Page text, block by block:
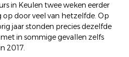
in Keulen twee weken eerder
op door veel van hetzelfde. Op
jaar stonden precies dezelfde
in sommige gevallen zelfs
2017.